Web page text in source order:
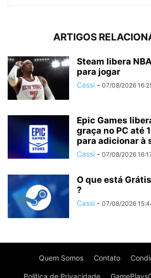
ARTIGOS
Steam libera
para jogar
Cassi - 07/08/2026
Epic Games
graça no PC até
para adicionar à
Cassi - 07/08/2026
O que está
?
Cassi - 07/08/2026
Quem Somos Contato